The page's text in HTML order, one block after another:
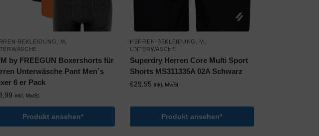
BEKLEIDUNG M
by FREEGUN Boxershorts für
Unterwäsche Pant Men´s
6 er Pack
inkl. MwSt.
Produkt ansehen*
HERREN-BEKLEIDUNG M
UNTERWÄSCHE
Superdry Herren Core Multi Sport
Shorts MS311335A 02A Schwarz
€29,95 inkl. MwSt.
Produkt ansehen*